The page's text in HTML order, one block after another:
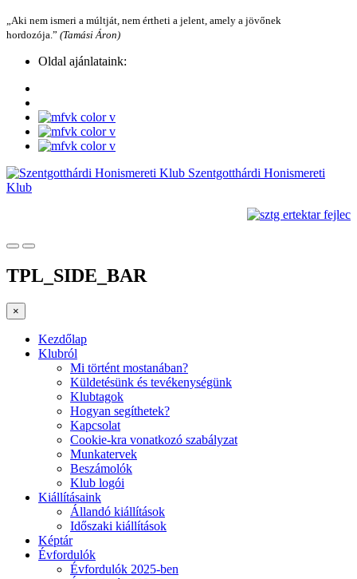
„Aki nem ismeri a múltját, nem értheti a jelent, amely a jövőnek
hordozója.” (Tamási Áron)
Oldal ajánlataink:
Szentgotthárdi Honismereti
Klub
TPL_SIDE_BAR
×
Kezdőlap
Klubról
Mi történt mostanában?
Küldetésünk és tevékenységünk
Klubtagok
Hogyan segíthetek?
Kapcsolat
Cookie-kra vonatkozó szabályzat
Munkatervek
Beszámolók
Klub logói
Kiállításaink
Állandó kiállítások
Időszaki kiállítások
Képtár
Évfordulók
Évfordulók 2025-ben